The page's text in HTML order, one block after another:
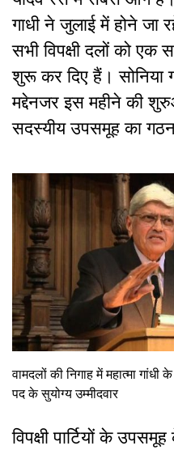
गाधी ने जुलाई में होने जा
सभी विपक्षी दलों को एक
शुरू कर दिए हैं। सोनिया
मद्देनजर इस महीने की
सदस्यीय उपसमूह का
वामदलों की निगाह में महात्मा गांधी
पद के सुयोग्य उम्मीदवार
विपक्षी पार्टियों के